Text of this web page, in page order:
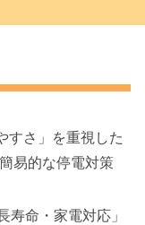
さ」 を重視した
易的な停電対策
命・家電対応」